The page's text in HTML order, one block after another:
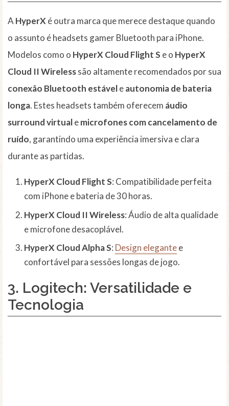
A HyperX é outra marca que merece destaque quando
o assunto é headsets gamer Bluetooth para iPhone.
Modelos como o HyperX Cloud Flight S e o HyperX
Cloud II Wirelesssão altamente recomendados por sua
conexão Bluetooth estáveleautonomia de bateria
longa. Estes headsets também oferecem áudio
surround virtualemicrofones com cancelamento de
ruído, garantindo uma experiência imersiva e clara
durante as partidas.
HyperX Cloud Flight S: Compatibilidade perfeita
com iPhone e bateria de 30 horas.
HyperX Cloud II Wireless: Áudio de alta qualidade
e microfone desacoplável.
HyperX Cloud Alpha S: Design elegantee
confortável para sessões longas de jogo.
3. Logitech: Versatilidade e
Tecnologia